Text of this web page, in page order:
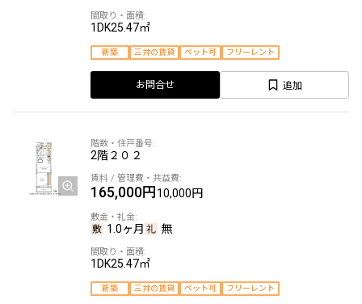
1DK25.47㎡
新築 三井の賃貸 ペット可 フリーレント
お問合せ 追加
2階２０２
165,000円10,000円
1.0ヶ月 無
1DK25.47㎡
新築 三井の賃貸 ペット可 フリーレント